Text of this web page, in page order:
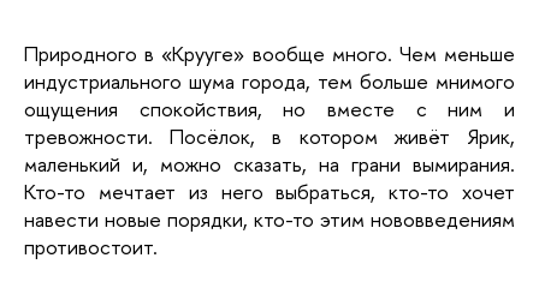
Природного в «Крууге» вообще много. Чем меньше
индустриального шума города, тем больше мнимого
ощущения спокойствия, но вместе с ним и
тревожности. Посёлок, в котором живёт Ярик,
маленький и, можно сказать, на грани вымирания.
Кто-то мечтает из него выбраться, кто-то хочет
навести новые порядки, кто-то этим нововведениям
противостоит.